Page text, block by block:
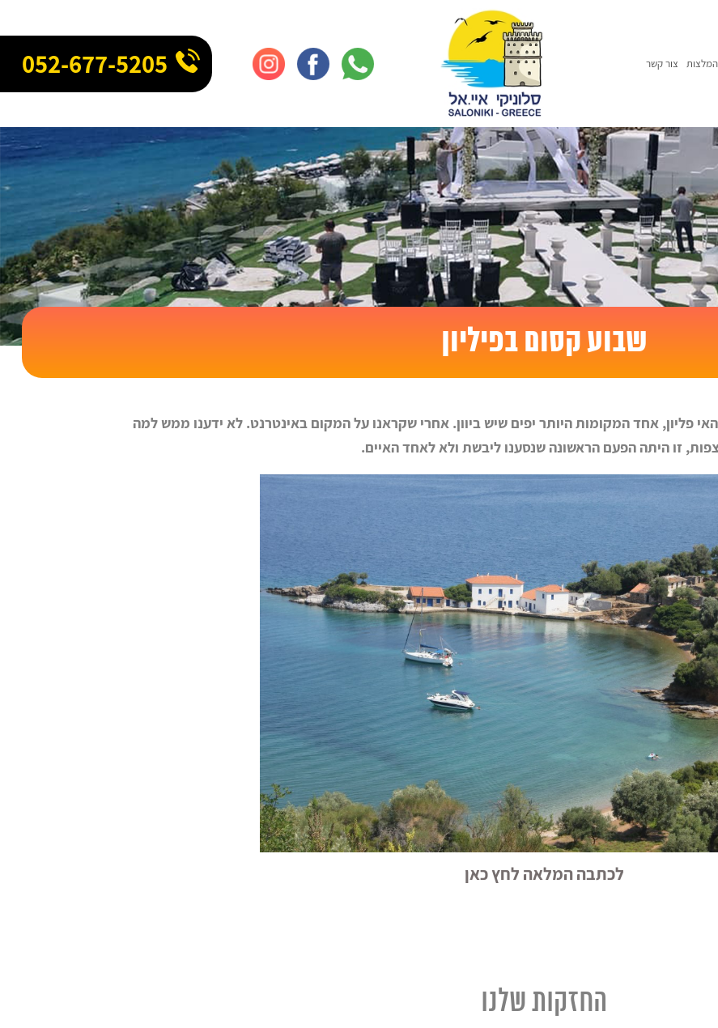
צור קשר 052-677-5205
שבוע קסום בפיליון
פליון, אחד המקומות היותר יפים שיש ביוון. אחרי שקראנו על המקום באינטרנט. לא ידענו ממש למה
זו היתה הפעם הראשונה שנסענו ליבשת ולא לאחד האיים.
לכתבה המלאה לחץ כאן
החזקות שלנו